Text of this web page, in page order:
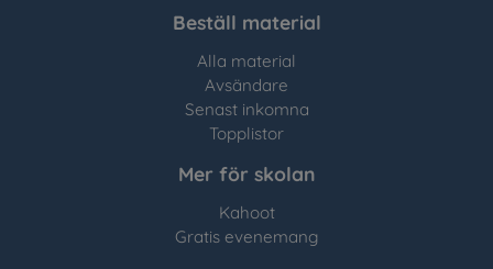
Beställ material
Alla material
Avsändare
Senast inkomna
Topplistor
Mer för skolan
Kahoot
Gratis evenemang